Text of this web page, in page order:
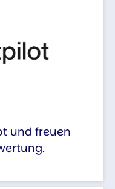
und freuen